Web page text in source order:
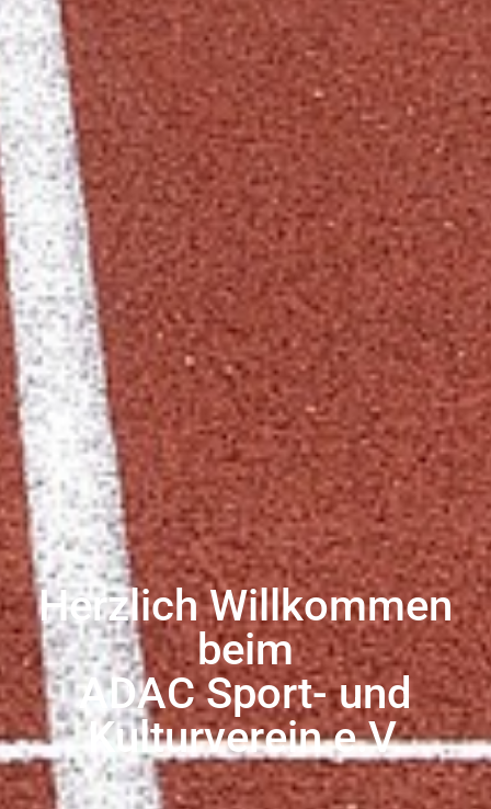
Herzlich Willkommen
beim
ADAC Sport- und
Kulturverein e.V.